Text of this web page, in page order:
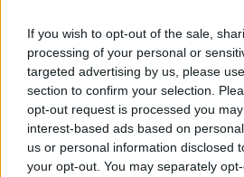
If you wish to opt-out of the sale,
processing of your personal or
targeted advertising by us, please
section to confirm your selection.
opt-out request is processed you
interest-based ads based on
us or personal information disclosed
your opt-out. You may separately